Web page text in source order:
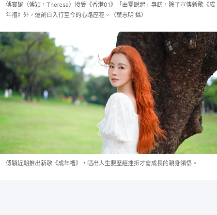
傅寶誼（傅穎，Theresa）接受《香港01》「由零說起」專訪，除了宣傳新歌《成
年禮》外，還剖白入行至今的心路歷程。（葉志明 攝）
傅穎近期推出新歌《成年禮》，唱出人生要歷經挫折才會成長的親身領悟。